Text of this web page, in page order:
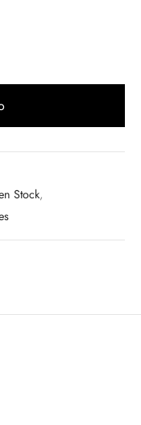
Stock,